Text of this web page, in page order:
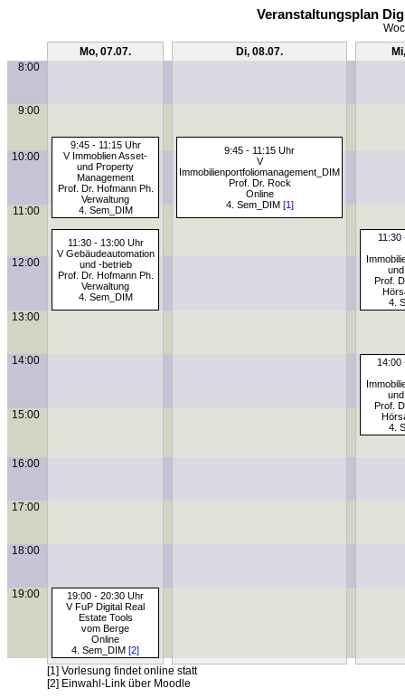
Veranstaltungsplan
Mo, 07.07.
Di, 08.07.
8:00
9:00
9:45 - 11:15 Uhr
V Immoblien Asset-
und Property
Management
Prof. Dr. Hofmann Ph.
Verwaltung
4. Sem_DIM
9:45 - 11:15 Uhr
V
Immobilienportfoliomanagement_DIM
Prof. Dr. Rock
Online
4. Sem_DIM[1]
10:00
11:00
11:30 - 13:00 Uhr
V Gebäudeautomation
und -betrieb
Prof. Dr. Hofmann Ph.
Verwaltung
4. Sem_DIM
11:30
Prof.
4.
12:00
13:00
14:00
14:00
Prof.
4.
15:00
16:00
17:00
18:00
19:00
19:00 - 20:30 Uhr
V FuP Digital Real
Estate Tools
vom Berge
Online
4. Sem_DIM [2]
[1] Vorlesung findet online statt
[2] Einwahl-Link über Moodle